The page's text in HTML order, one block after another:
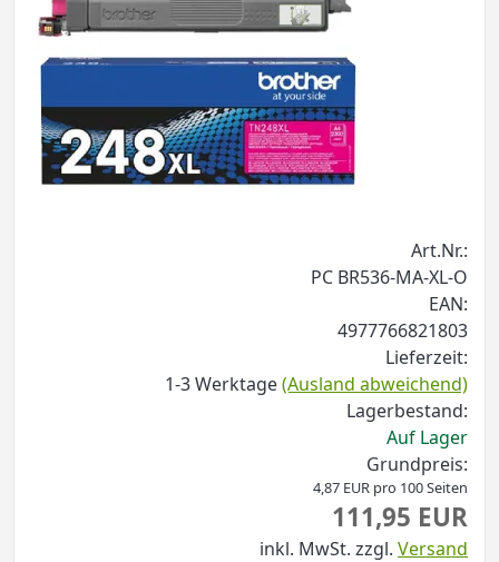
Art.Nr.:
PC BR536-MA-XL-O
EAN:
4977766821803
Lieferzeit:
1-3 Werktage(Ausland abweichend)
Lagerbestand:
Auf Lager
Grundpreis:
4,87 EUR pro 100 Seiten
111,95 EUR
inkl. MwSt. zzgl. Versand